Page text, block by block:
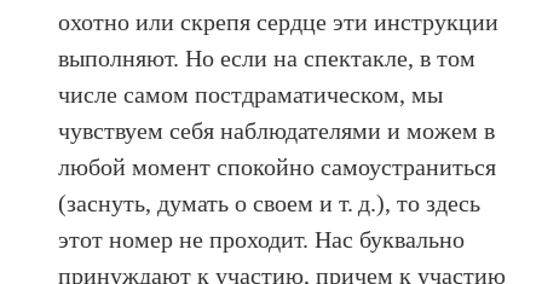
охотно или скрепя сердце эти инструкции
выполняют. Но если на спектакле, в том
числе самом постдраматическом, мы
чувствуем себя наблюдателями и можем в
любой момент спокойно самоустраниться
(заснуть, думать о своем и т. д.), то здесь
этот номер не проходит. Нас буквально
принуждают к участию, причем к участию